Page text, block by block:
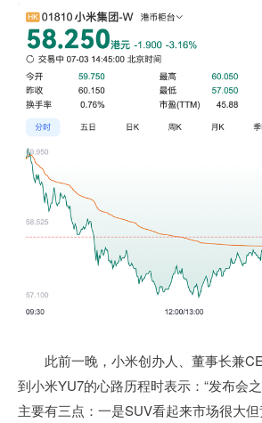
此前一晚，小米创办人、董事长兼
到小米YU7的心路历程时表示：“发布会
主要有三点：一是SUV看起来市场很大